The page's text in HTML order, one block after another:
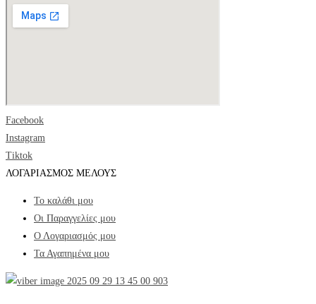
Facebook
Instagram
Tiktok
ΛΟΓΑΡΙΑΣΜΟΣ ΜΕΛΟΥΣ
Το καλάθι μου
Οι Παραγγελίες μου
Ο Λογαριασμός μου
Τα Αγαπημένα μου